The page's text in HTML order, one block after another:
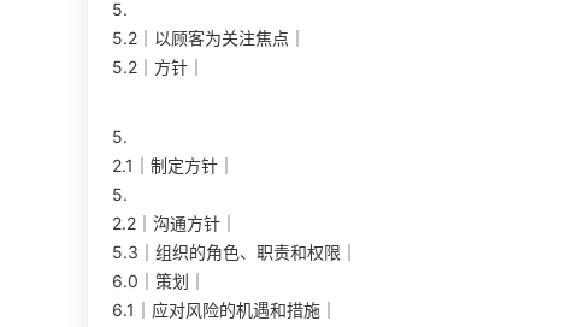
5.
5.2｜以顾客为关注焦点｜
5.2｜方针｜
5.
2.1｜制定方针｜
5.
2.2｜沟通方针｜
5.3｜组织的角色、职责和权限｜
6.0｜策划｜
6.1｜应对风险的机遇和措施｜